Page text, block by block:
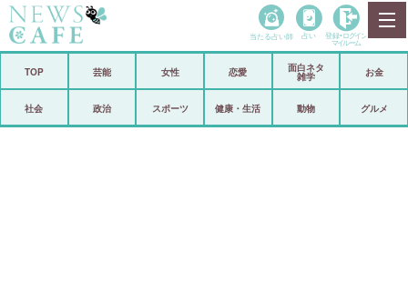
政治
当たる占い師 占い 登録• ログイン
マイルーム
TOP 芸能 女性 恋愛
面白ネタ
雑学
お金
社会 政治 スポーツ 健康・生活 動物 グルメ